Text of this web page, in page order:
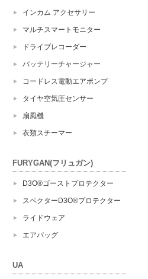
インカム アクセサリー
マルチスマートモニター
ドライブレコーダー
バッテリーチャージャー
コードレス電動エアポンプ
タイヤ空気圧センサー
扇風機
衣類スチーマー
FURYGAN(フリュガン)
D3O®ゴーストプロテクター
スペクターD3O®プロテクター
ライドウェア
エアバッグ
UA